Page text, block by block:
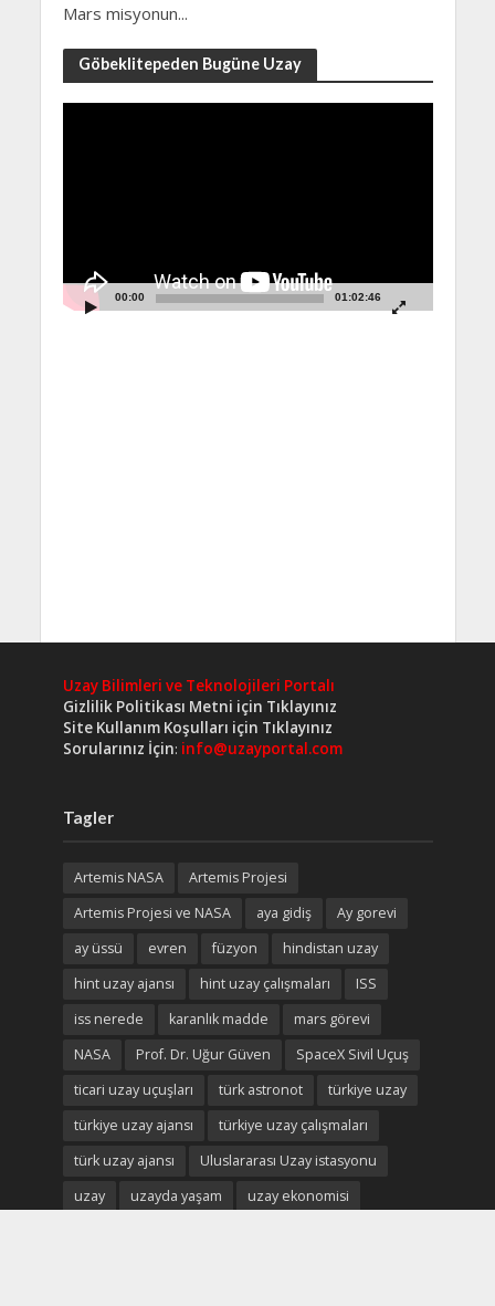
Mars misyonun...
Göbeklitepeden Bugüne Uzay
00:00 01:02:46
Uzay Bilimleri ve Teknolojileri Portalı
Gizlilik Politikası Metni için Tıklayınız
Site Kullanım Koşulları için Tıklayınız
Sorularınız İçin: info@uzayportal.com
Tagler
Artemis NASA
Artemis Projesi
Artemis Projesi ve NASA
aya gidiş
Ay gorevi
ay üssü
evren füzyon
hindistan uzay
hint uzay ajansı
hint uzay çalışmaları
ISS
iss nerede
karanlık madde
mars görevi
NASA
Prof. Dr. Uğur Güven
SpaceX Sivil Uçuş
ticari uzay uçuşları
türk astronot
türkiye uzay
türkiye uzay ajansı
türkiye uzay çalışmaları
türk uzay ajansı
Uluslararası Uzay istasyonu
uzay
uzayda yaşam
uzay ekonomisi